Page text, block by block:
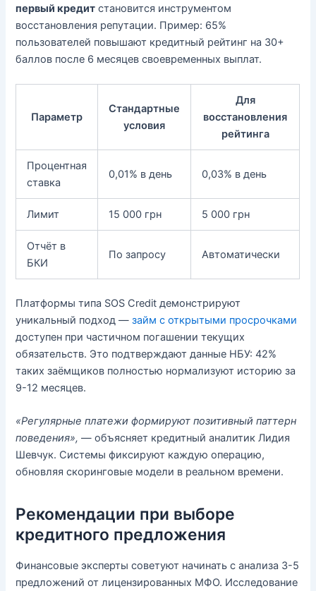
первый кредит становится инструментом
восстановления репутации. Пример: 65%
пользователей повышают кредитный рейтинг на 30+
баллов после 6 месяцев своевременных выплат.
Параметр
Стандартные
условия
Для
восстановления
рейтинга
Процентная
ставка
0,01% в день 0,03% в день
Лимит 15 000 грн 5 000 грн
Отчёт в
БКИ
По запросу Автоматически
Платформы типа SOS Credit демонстрируют
уникальный подход —займ с открытыми просрочками
доступен при частичном погашении текущих
обязательств. Это подтверждают данные НБУ: 42%
таких заёмщиков полностью нормализуют историю за
9-12 месяцев.
«Регулярные платежи формируют позитивный паттерн
поведения», — объясняет кредитный аналитик Лидия
Шевчук. Системы фиксируют каждую операцию,
обновляя скоринговые модели в реальном времени.
Рекомендации при выборе
кредитного предложения
Финансовые эксперты советуют начинать с анализа 3-5
предложений от лицензированных МФО. Исследование